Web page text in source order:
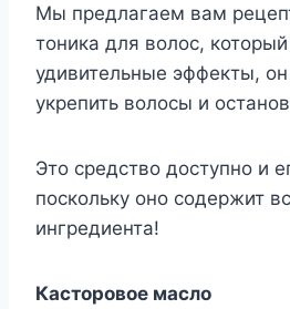
Мы предлагаем вам
тоника для волос,
удивительные эффекты,
укрепить волосы и
Это средство доступно и
поскольку оно содержит
ингредиента!
Касторовое масло